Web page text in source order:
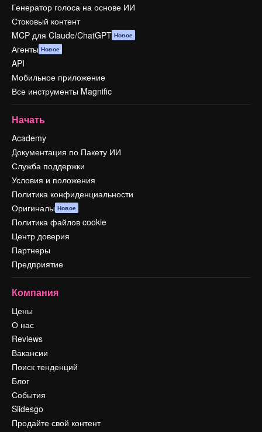
Генератор голоса на основе ИИ
Стоковый контент
MCP для Claude/ChatGPT Новое
Агенты Новое
API
Мобильное приложение
Все инструменты Magnific
Начать
Academy
Документация по Пакету ИИ
Служба поддержки
Условия и положения
Политика конфиденциальности
Оригиналы Новое
Политика файлов cookie
Центр доверия
Партнеры
Предприятие
Компания
Цены
О нас
Reviews
Вакансии
Поиск тенденций
Блог
События
Slidesgo
Продайте свой контент